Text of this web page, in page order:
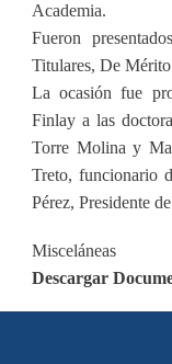
Academia.
Fueron
Titulares, De
La ocasión fue
Finlay a las
Torre Molina y
Treto, funcionario
Pérez, Presidente
Misceláneas
Descargar